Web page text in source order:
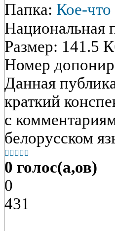
Папка: Кое-
Национальная
Размер: 141.5
Номер
Данная
краткий
с
белорусском
    
0 голос(а,ов)
0
431